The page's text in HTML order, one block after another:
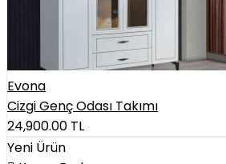
Evona
Cizgi Genç Odası Takımı
24,900.00 TL
Yeni Ürün